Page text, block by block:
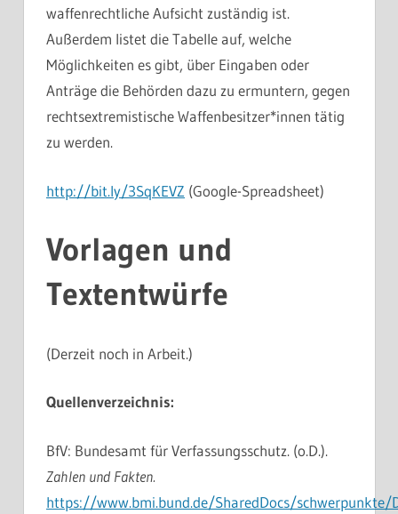
waffenrechtliche Aufsicht zuständig ist.
Außerdem listet die Tabelle auf, welche
Möglichkeiten es gibt, über Eingaben oder
Anträge die Behörden dazu zu ermuntern, gegen
rechtsextremistische Waffenbesitzer*innen tätig
zu werden.
http://bit.ly/3SqKEVZ (Google-Spreadsheet)
Vorlagen und
Textentwürfe
(Derzeit noch in Arbeit.)
Quellenverzeichnis:
BfV: Bundesamt für Verfassungsschutz. (o.D.).
Zahlen und Fakten.
https://www.bmi.bund.de/SharedDocs/schwerpunkte/